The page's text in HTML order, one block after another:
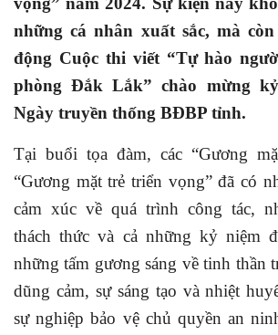
những cá nhân xuất sắc, mà
động Cuộc thi viết “Tự hào
phòng Đắk Lắk” chào mừng
Ngày truyền thống BĐBP tỉnh.
Tại buổi tọa đàm, các “Gương
“Gương mặt trẻ triển vọng” đã có
cảm xúc về quá trình công tác,
thách thức và cả những kỷ niệm
những tấm gương sáng về tinh thần
dũng cảm, sự sáng tạo và nhiệt
sự nghiệp bảo vệ chủ quyền an